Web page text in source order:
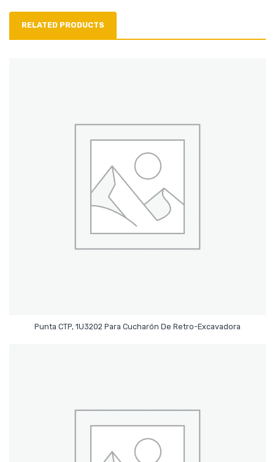
RELATED PRODUCTS
Punta CTP, 1U3202 Para Cucharón De Retro-Excavadora